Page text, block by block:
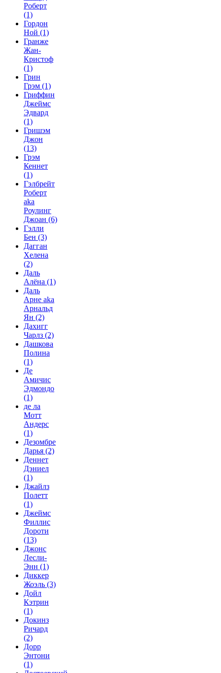
Роберт
(1)
Гордон
Ной (1)
Гранже
Жан-
Кристоф
(1)
Грин
Грэм (1)
Гриффин
Джеймс
Эдвард
(1)
Гришэм
Джон
(13)
Грэм
Кеннет
(1)
Гэлбрейт
Роберт
aka
Роулинг
Джоан (6)
Гэлли
Бен (3)
Дагган
Хелена
(2)
Даль
Алёна (1)
Даль
Арне aka
Арнальд
Ян (2)
Дахигг
Чарлз (2)
Дашкова
Полина
(1)
Де
Амичис
Эдмондо
(1)
де ла
Мотт
Андерс
(1)
Дезомбре
Дарья (2)
Деннет
Дэниел
(1)
Джайлз
Полетт
(1)
Джеймс
Филлис
Дороти
(13)
Джонс
Лесли-
Энн (1)
Диккер
Жоэль (3)
Дойл
Кэтрин
(1)
Докинз
Ричард
(2)
Дорр
Энтони
(1)